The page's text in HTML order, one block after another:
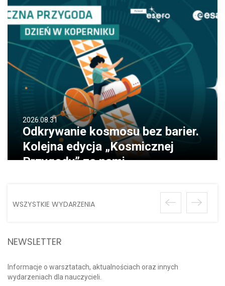
2026.08.31
Odkrywanie kosmosu bez barier.
Kolejna edycja „Kosmicznej
Przygody” za nami
WSZYSTKIE WYDARZENIA
NEWSLETTER
Informacje o warsztatach, aktualnościach oraz innych
wydarzeniach dla nauczycieli.